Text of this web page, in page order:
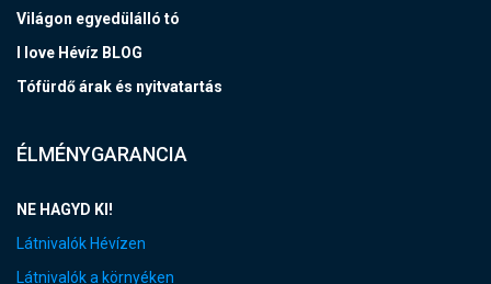
Világon egyedülálló tó
I love Hévíz BLOG
Tófürdő árak és nyitvatartás
ÉLMÉNYGARANCIA
NE HAGYD KI!
Látnivalók Hévízen
Látnivalók a környéken